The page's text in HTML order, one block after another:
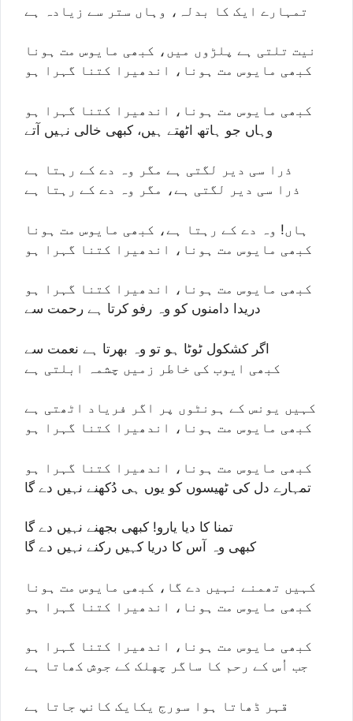
تمہارے ایک کا بدلہ، وہاں ستر سے زیادہ ہے
نیت تلتی ہے پلڑوں میں، کبھی مایوس مت ہونا
کبھی مایوس مت ہونا، اندھیرا کتنا گہرا ہو
کبھی مایوس مت ہونا، اندھیرا کتنا گہرا ہو
وہاں جو ہاتھ اٹھتے ہیں، کبھی خالی نہیں آتے
ذرا سی دیر لگتی ہے مگر وہ دے کے رہتا ہے
ذرا سی دیر لگتی ہے، مگر وہ دے کے رہتا ہے
ہاں! وہ دے کے رہتا ہے، کبھی مایوس مت ہونا
کبھی مایوس مت ہونا، اندھیرا کتنا گہرا ہو
کبھی مایوس مت ہونا، اندھیرا کتنا گہرا ہو
دریدا دامنوں کو وہ رفو کرتا ہے رحمت سے
اگر کشکول ٹوٹا ہو تو وہ بھرتا ہے نعمت سے
کبھی ایوب کی خاطر زمیں چشمہ ابلتی ہے
کہیں یونس کے ہونٹوں پر اگر فریاد اٹھتی ہے
کبھی مایوس مت ہونا، اندھیرا کتنا گہرا ہو
کبھی مایوس مت ہونا، اندھیرا کتنا گہرا ہو
تمہارے دل کی ٹھیسوں کو یوں ہی دُکھنے نہیں دے گا
تمنا کا دیا یارو! کبھی بجھنے نہیں دے گا
کبھی وہ آس کا دریا کہیں رکنے نہیں دے گا
کہیں تھمنے نہیں دے گا، کبھی مایوس مت ہونا
کبھی مایوس مت ہونا، اندھیرا کتنا گہرا ہو
کبھی مایوس مت ہونا، اندھیرا کتنا گہرا ہو
جب اُس کے رحم کا ساگر چهلک کے جوش کھاتا ہے
قہر ڈھاتا ہوا سورج یکایک کانپ جاتا ہے